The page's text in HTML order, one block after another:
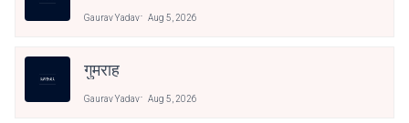
Gaurav Yadav Aug 5, 2026
गुमराह
Gaurav Yadav Aug 5, 2026